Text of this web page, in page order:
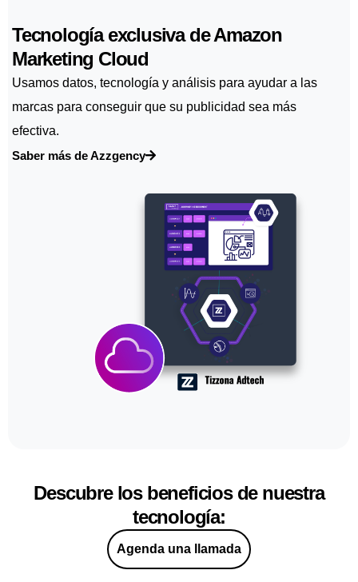
Tecnología exclusiva de Amazon
Marketing Cloud
Usamos datos, tecnología y análisis para ayudar a las
marcas para conseguir que su publicidad sea más
efectiva.
Saber más de Azzgency
Descubre los beneficios de nuestra
tecnología:
Agenda una llamada